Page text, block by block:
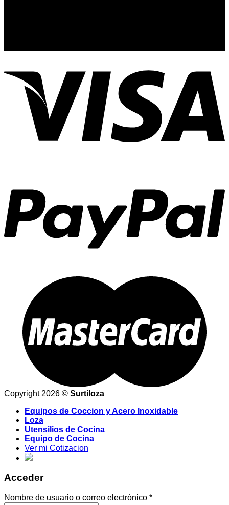
Copyright 2026 © Surtiloza
Equipos de Coccion y Acero Inoxidable
Loza
Utensilios de Cocina
Equipo de Cocina
Ver mi Cotizacion
Acceder
Nombre de usuario o correo electrónico *